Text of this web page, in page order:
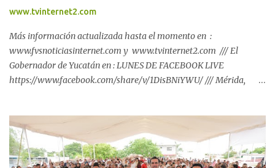
www.tvinternet2.com
Más información actualizada hasta el momento en :
www.fvsnoticiasinternet.com y www.tvinternet2.com /// El
Gobernador de Yucatán en : LUNES DE FACEBOOK LIVE
https://www.facebook.com/share/v/1DisBNiYWU/ /// Mérida,
yucatecas. El Gobernador Joaquín Díaz Mena puso en marcha la
distribución de paquetes escolares del programa "Bienestar en tu
Escuela", que beneficiará a 264,349 alumnas y alumnos de